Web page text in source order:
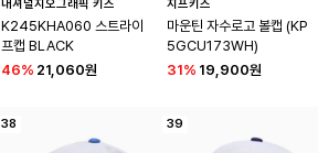
내셔널지오그래픽 키즈
K245KHA060 스트라이
프캡 BLACK
46% 21,060원
지프키즈
마운틴 자수로고 볼캡 (KP
5GCU173WH)
31% 19,900원
38 39